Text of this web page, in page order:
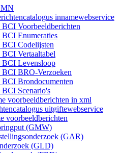
innamewebservice
Voorbeeldberichten
Enumeraties
Codelijsten
Vertaaltabel
Levensloop
BRO-Verzoeken
Brondocumenten
Scenario's
voorbeeldberichten in xml
uitgiftewebservice
voorbeeldberichten
(GMW)
(GAR)
(GLD)